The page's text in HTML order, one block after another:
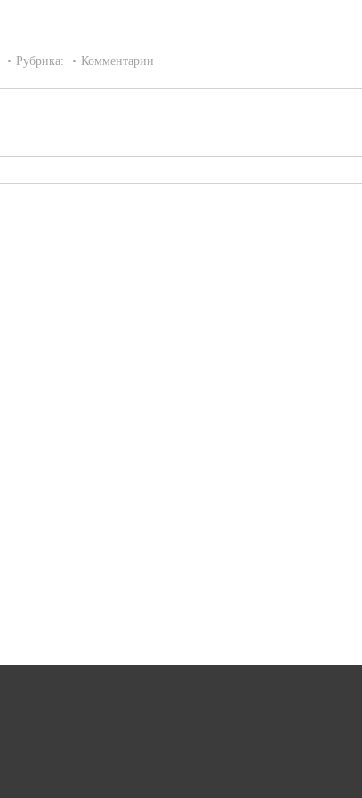
Рубрика: Комментарии